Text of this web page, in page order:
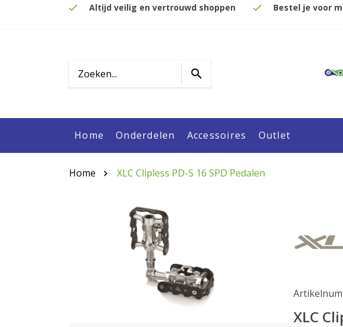
Altijd veilig en vertrouwd shoppen Bestel je voor
Home Onderdelen Accessoires Outlet
Home XLC Clipless PD-S 16 SPD Pedalen
XLC